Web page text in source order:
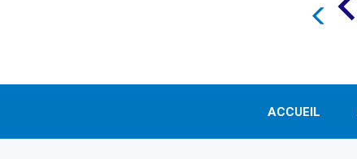
ACCUEIL